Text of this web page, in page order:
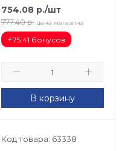
754.08р./шт
777.40 р. цена магазина
+75.41 бонусов
В корзину
Код товара: 63338